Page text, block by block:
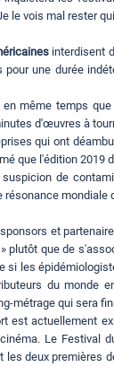
le vois mal rester
interdisent
une durée
même temps
d'œuvres à
qui ont
que l'édition
de
résonance
et
plutôt que de
si les
du monde
métrage qui sera
est actuellement
Le Festival
deux premières